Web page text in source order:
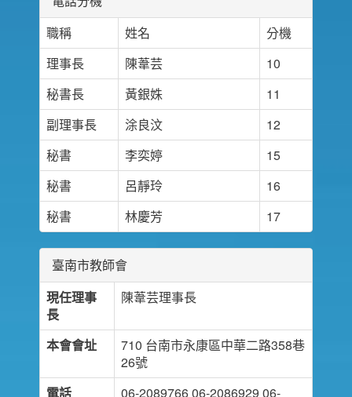
職稱
姓名
分機
理事長
陳葦芸
10
秘書長
黃銀姝
11
副理事長
涂良汶
12
秘書
李奕婷
15
秘書
呂靜玲
16
秘書
林慶芳 17
臺南市教師會
現任理事
長
陳葦芸理事長
本會會址
710 台南市永康區中華二路358巷
26號
電話
06-2089766 06-2086929 06-